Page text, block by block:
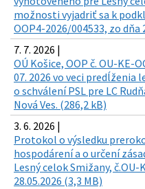
možnosti vyjadriť sa k
OOP4-2026/004533, zo dňa
7. 7. 2026 |
OÚ Košice, OOP č. OU-KE-
07. 2026 vo veci predĺženia
o schválení PSL pre LC
Nová Ves. (286,2 kB)
3. 6. 2026 |
Protokol o výsledku
hospodárení a o určení
Lesný celok Smižany,
28.05.2026 (3,3 MB)